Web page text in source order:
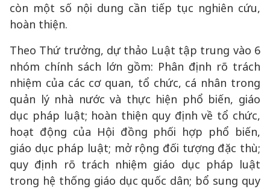
còn một số nội dung cần tiếp tục nghiên cứu,
hoàn thiện.
Theo Thứ trưởng, dự thảo Luật tập trung vào 6
nhóm chính sách lớn gồm: Phân định rõ trách
nhiệm của các cơ quan, tổ chức, cá nhân trong
quản lý nhà nước và thực hiện phổ biến, giáo
dục pháp luật; hoàn thiện quy định về tổ chức,
hoạt động của Hội đồng phối hợp phổ biến,
giáo dục pháp luật; mở rộng đối tượng đặc thù;
quy định rõ trách nhiệm giáo dục pháp luật
trong hệ thống giáo dục quốc dân; bổ sung quy